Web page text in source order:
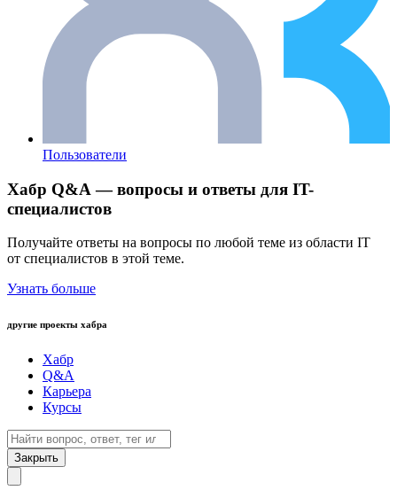
Пользователи
Хабр Q&A — вопросы и ответы для IT-
специалистов
Получайте ответы на вопросы по любой теме из области IT
от специалистов в этой теме.
Узнать больше
другие проекты хабра
Хабр
Q&A
Карьера
Курсы
Закрыть